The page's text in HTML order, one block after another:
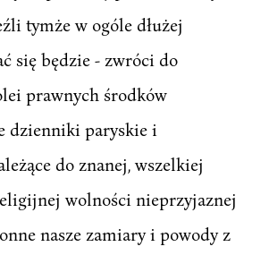
tymże w ogóle dłużej
się będzie - zwróci do
prawnych środków
dzienniki paryskie i
do znanej, wszelkiej
wolności nieprzyjaznej
nasze zamiary i powody z